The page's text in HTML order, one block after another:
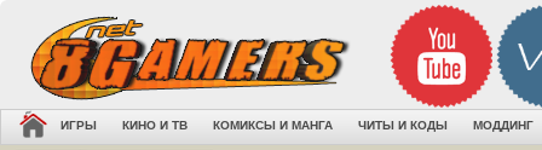
ИГРЫ КИНО И ТВ КОМИКСЫ И МАНГА ЧИТЫ И КОДЫ МОДДИНГ